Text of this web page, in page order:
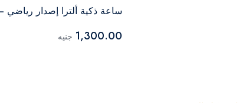
ساعة ذكية ألترا إصدار رياضي
1,300.00 جنيه